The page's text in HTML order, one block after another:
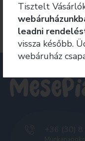
Tovább
Tisztelt
leadni
vissza később.
webáruház